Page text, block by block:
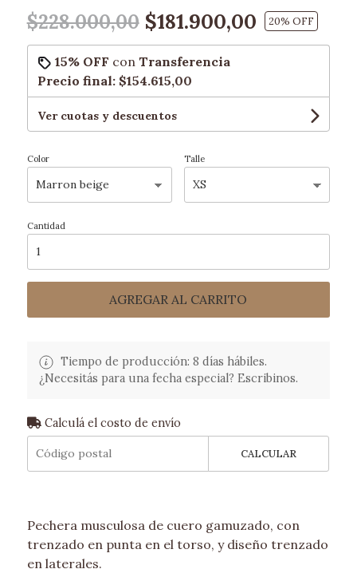
$228.000,00$181.900,00 20% OFF
15% OFF con Transferencia
Precio final: $154.615,00
Ver cuotas y descuentos
Color Talle
Cantidad
AGREGAR AL CARRITO
Tiempo de producción: 8 días hábiles.
¿Necesitás para una fecha especial? Escribinos.
Calculá el costo de envío
CALCULAR
Pechera musculosa de cuero gamuzado, con
trenzado en punta en el torso, y diseño trenzado
en laterales.